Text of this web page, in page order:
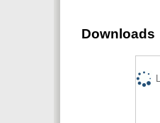
Downloads